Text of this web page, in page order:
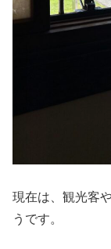
現在は、観光客
うです。